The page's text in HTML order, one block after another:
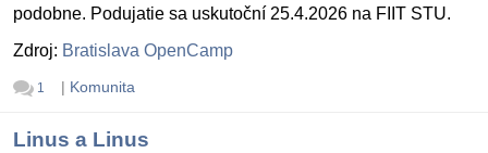
podobne. Podujatie sa uskutoční 25.4.2026 na FIIT STU.
Zdroj: Bratislava OpenCamp
1 | Komunita
Linus a Linus